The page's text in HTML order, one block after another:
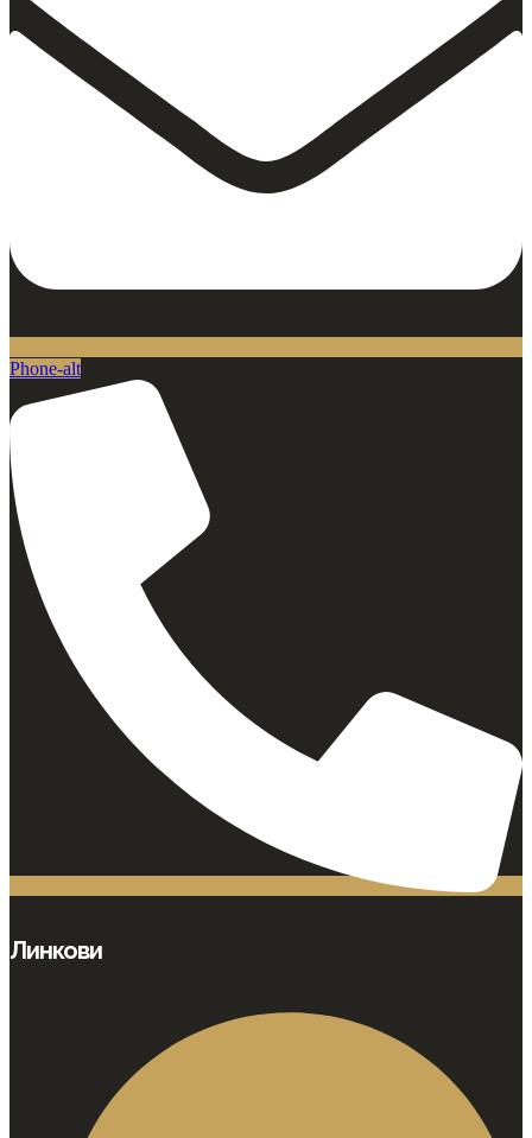
Phone-alt
Линкови